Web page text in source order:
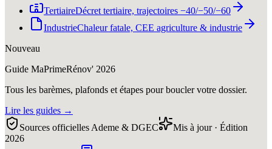
TertiaireDécret tertiaire, trajectoires −40/−50/−60
IndustrieChaleur fatale, CEE agriculture & industrie
Nouveau
Guide MaPrimeRénov' 2026
Tous les barèmes, plafonds et étapes pour boucler votre dossier.
Lire les guides →
Sources officielles Ademe & DGEC
Mis à jour · Édition
2026